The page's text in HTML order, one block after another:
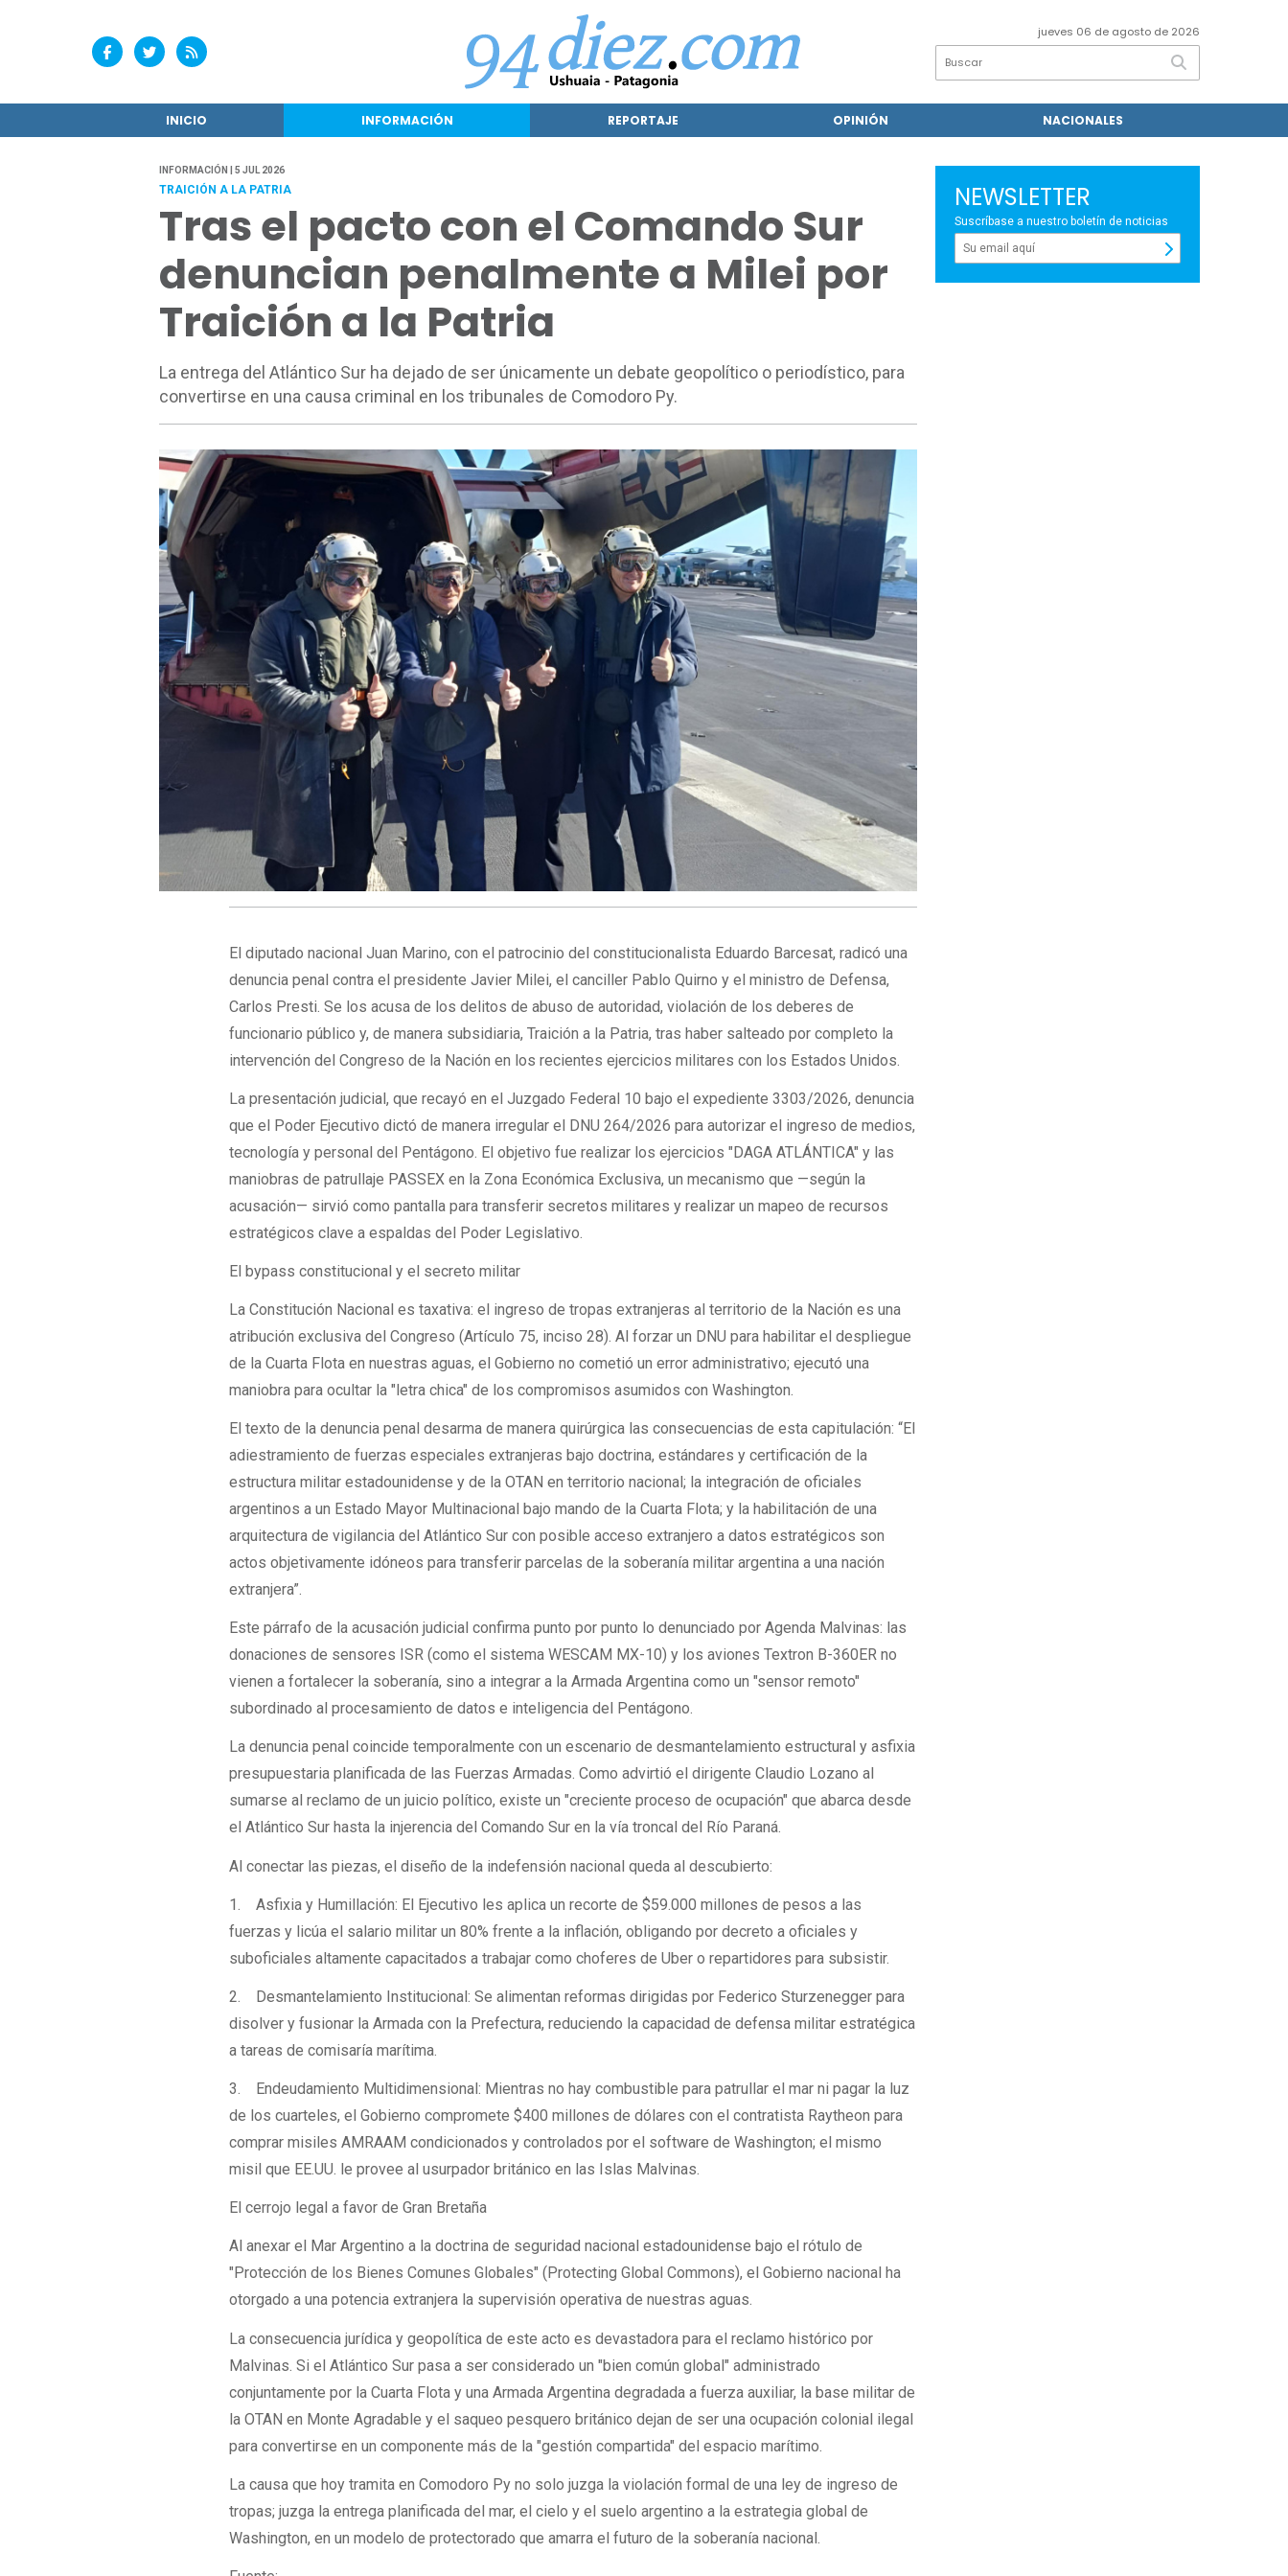
jueves 06 de agosto de 2026
INICIO INFORMACIÓN REPORTAJE OPINIÓN NACIONALES
INFORMACIÓN | 5 JUL 2026
TRAICIÓN A LA PATRIA
Tras el pacto con el Comando Sur
denuncian penalmente a Milei por
Traición a la Patria
La entrega del Atlántico Sur ha dejado de ser únicamente un debate geopolítico o periodístico, para
convertirse en una causa criminal en los tribunales de Comodoro Py.
El diputado nacional Juan Marino, con el patrocinio del constitucionalista Eduardo Barcesat, radicó una
denuncia penal contra el presidente Javier Milei, el canciller Pablo Quirno y el ministro de Defensa,
Carlos Presti. Se los acusa de los delitos de abuso de autoridad, violación de los deberes de
funcionario público y, de manera subsidiaria, Traición a la Patria, tras haber salteado por completo la
intervención del Congreso de la Nación en los recientes ejercicios militares con los Estados Unidos.
La presentación judicial, que recayó en el Juzgado Federal 10 bajo el expediente 3303/2026, denuncia
que el Poder Ejecutivo dictó de manera irregular el DNU 264/2026 para autorizar el ingreso de medios,
tecnología y personal del Pentágono. El objetivo fue realizar los ejercicios "DAGA ATLÁNTICA" y las
maniobras de patrullaje PASSEX en la Zona Económica Exclusiva, un mecanismo que —según la
acusación— sirvió como pantalla para transferir secretos militares y realizar un mapeo de recursos
estratégicos clave a espaldas del Poder Legislativo.
El bypass constitucional y el secreto militar
La Constitución Nacional es taxativa: el ingreso de tropas extranjeras al territorio de la Nación es una
atribución exclusiva del Congreso (Artículo 75, inciso 28). Al forzar un DNU para habilitar el despliegue
de la Cuarta Flota en nuestras aguas, el Gobierno no cometió un error administrativo; ejecutó una
maniobra para ocultar la "letra chica" de los compromisos asumidos con Washington.
El texto de la denuncia penal desarma de manera quirúrgica las consecuencias de esta capitulación: “El
adiestramiento de fuerzas especiales extranjeras bajo doctrina, estándares y certificación de la
estructura militar estadounidense y de la OTAN en territorio nacional; la integración de oficiales
argentinos a un Estado Mayor Multinacional bajo mando de la Cuarta Flota; y la habilitación de una
arquitectura de vigilancia del Atlántico Sur con posible acceso extranjero a datos estratégicos son
actos objetivamente idóneos para transferir parcelas de la soberanía militar argentina a una nación
extranjera”.
Este párrafo de la acusación judicial confirma punto por punto lo denunciado por Agenda Malvinas: las
donaciones de sensores ISR (como el sistema WESCAM MX-10) y los aviones Textron B-360ER no
vienen a fortalecer la soberanía, sino a integrar a la Armada Argentina como un "sensor remoto"
subordinado al procesamiento de datos e inteligencia del Pentágono.
La denuncia penal coincide temporalmente con un escenario de desmantelamiento estructural y asfixia
presupuestaria planificada de las Fuerzas Armadas. Como advirtió el dirigente Claudio Lozano al
sumarse al reclamo de un juicio político, existe un "creciente proceso de ocupación" que abarca desde
el Atlántico Sur hasta la injerencia del Comando Sur en la vía troncal del Río Paraná.
Al conectar las piezas, el diseño de la indefensión nacional queda al descubierto:
1. Asfixia y Humillación: El Ejecutivo les aplica un recorte de $59.000 millones de pesos a las
fuerzas y licúa el salario militar un 80% frente a la inflación, obligando por decreto a oficiales y
suboficiales altamente capacitados a trabajar como choferes de Uber o repartidores para subsistir.
2. Desmantelamiento Institucional: Se alimentan reformas dirigidas por Federico Sturzenegger para
disolver y fusionar la Armada con la Prefectura, reduciendo la capacidad de defensa militar estratégica
a tareas de comisaría marítima.
3. Endeudamiento Multidimensional: Mientras no hay combustible para patrullar el mar ni pagar la luz
de los cuarteles, el Gobierno compromete $400 millones de dólares con el contratista Raytheon para
comprar misiles AMRAAM condicionados y controlados por el software de Washington; el mismo
misil que EE.UU. le provee al usurpador británico en las Islas Malvinas.
El cerrojo legal a favor de Gran Bretaña
Al anexar el Mar Argentino a la doctrina de seguridad nacional estadounidense bajo el rótulo de
"Protección de los Bienes Comunes Globales" (Protecting Global Commons), el Gobierno nacional ha
otorgado a una potencia extranjera la supervisión operativa de nuestras aguas.
La consecuencia jurídica y geopolítica de este acto es devastadora para el reclamo histórico por
Malvinas. Si el Atlántico Sur pasa a ser considerado un "bien común global" administrado
conjuntamente por la Cuarta Flota y una Armada Argentina degradada a fuerza auxiliar, la base militar de
la OTAN en Monte Agradable y el saqueo pesquero británico dejan de ser una ocupación colonial ilegal
para convertirse en un componente más de la "gestión compartida" del espacio marítimo.
La causa que hoy tramita en Comodoro Py no solo juzga la violación formal de una ley de ingreso de
tropas; juzga la entrega planificada del mar, el cielo y el suelo argentino a la estrategia global de
Washington, en un modelo de protectorado que amarra el futuro de la soberanía nacional.
NEWSLETTER
Suscríbase a nuestro boletín de noticias